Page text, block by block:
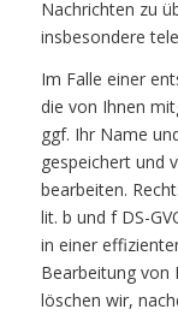
Nachrichten zu
insbesondere
Im Falle einer
die von Ihnen
ggf. Ihr Name
gespeichert und
bearbeiten.
lit. b und f DS-
in einer
Bearbeitung von
löschen wir,